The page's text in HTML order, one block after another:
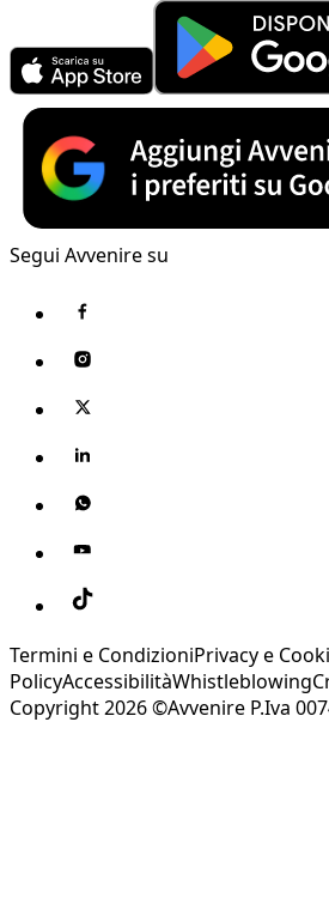
Segui Avvenire su
Termini e CondizioniPrivacy e
PolicyAccessibilitàWhistleblowing
Copyright 2026 ©Avvenire P.Iva